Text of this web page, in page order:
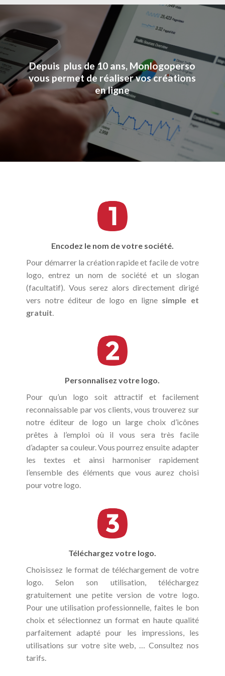
Depuis plus de 10 ans, Monlogoperso
vous permet de réaliser vos créations
en ligne
Encodez le nom de votre société.
Pour démarrer la création rapide et facile de votre
logo, entrez un nom de société et un slogan
(facultatif). Vous serez alors directement dirigé
vers notre éditeur de logo en ligne simple et
gratuit.
Personnalisez votre logo.
Pour qu’un logo soit attractif et facilement
reconnaissable par vos clients, vous trouverez sur
notre éditeur de logo un large choix d’icônes
prêtes à l’emploi où il vous sera très facile
d’adapter sa couleur. Vous pourrez ensuite adapter
les textes et ainsi harmoniser rapidement
l’ensemble des éléments que vous aurez choisi
pour votre logo.
Téléchargez votre logo.
Choisissez le format de téléchargement de votre
logo. Selon son utilisation, téléchargez
gratuitement une petite version de votre logo.
Pour une utilisation professionnelle, faites le bon
choix et sélectionnez un format en haute qualité
parfaitement adapté pour les impressions, les
utilisations sur votre site web, … Consultez nos
tarifs.